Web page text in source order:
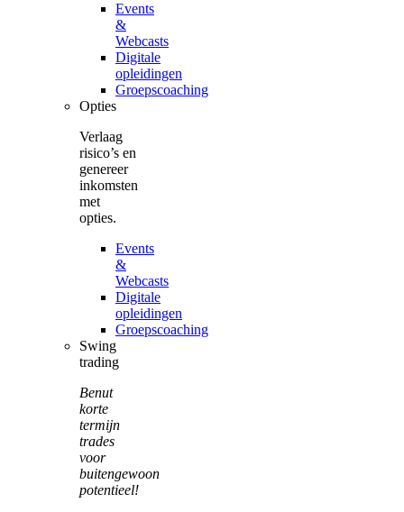
Events
&
Webcasts
Digitale
opleidingen
Groepscoaching
Opties
Verlaag
risico’s en
genereer
inkomsten
met
opties.
Events
&
Webcasts
Digitale
opleidingen
Groepscoaching
Swing
trading
Benut
korte
termijn
trades
voor
buitengewoon
potentieel!